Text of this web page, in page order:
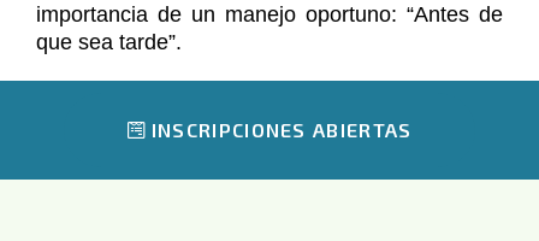
importancia de un manejo oportuno: “Antes de
que sea tarde”.
INSCRIPCIONES ABIERTAS